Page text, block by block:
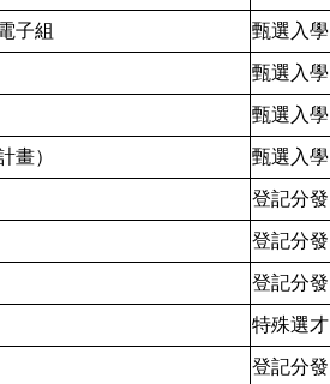
子組 甄選入學
甄選入學
甄選入學
畫） 甄選入學
登記分發
登記分發
登記分發
特殊選才
登記分發